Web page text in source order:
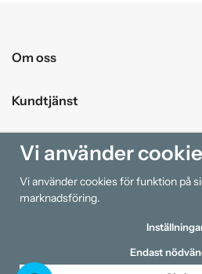
Om oss
Kundtjänst
Handla
Information
Vi använder
Vi använder cookies för funktion på
marknadsföring.
Endast